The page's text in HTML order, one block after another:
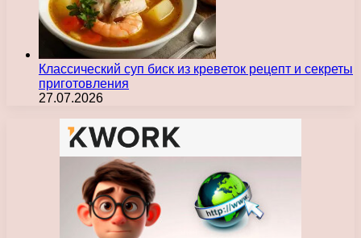
Классический суп биск из креветок рецепт и секреты
приготовления
27.07.2026